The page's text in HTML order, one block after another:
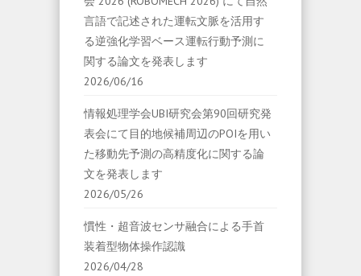
言語で記述された運転文脈を活用す
る逆強化学習ベース運転行動予測に
関する論文を発表します
2026/06/16
情報処理学会UBI研究会第90回研究発
表会にて目的地候補周辺のPOIを用い
た移動先予測の高精度化に関する論
文を発表します
2026/05/26
慣性・超音波センサ融合による手首
装着型物体操作認識
2026/04/28